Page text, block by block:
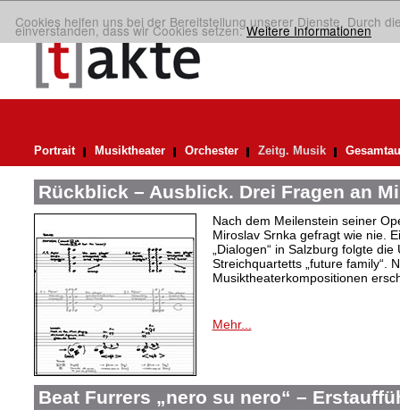
Cookies helfen uns bei der Bereitstellung unserer Dienste. Durch
einverstanden, dass wir Cookies setzen.Weitere Informationen
Portrait Musiktheater Orchester Zeitg. Musik
Rückblick – Ausblick. Drei Fragen an
Nach dem Meilenstein seiner
Miroslav Srnka gefragt wie nie.
„Dialogen“ in Salzburg folgte
Streichquartetts „future family“.
Musiktheaterkompositionen
Mehr...
Beat Furrers „nero su nero“ –